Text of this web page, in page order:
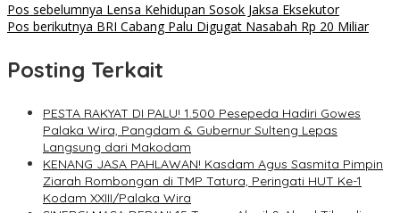
Pos sebelumnya Lensa Kehidupan Sosok Jaksa Eksekutor
Pos berikutnya BRI Cabang Palu Digugat Nasabah Rp 20 Miliar
Posting Terkait
PESTA RAKYAT DI PALU! 1.500 Pesepeda Hadiri Gowes
Palaka Wira, Pangdam & Gubernur Sulteng Lepas
Langsung dari Makodam
KENANG JASA PAHLAWAN! Kasdam Agus Sasmita Pimpin
Ziarah Rombongan di TMP Tatura, Peringati HUT Ke-1
Kodam XXIII/Palaka Wira